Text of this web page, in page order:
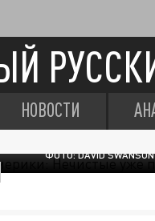
НОВОСТИ
ФОТО: DAVID SWANSON